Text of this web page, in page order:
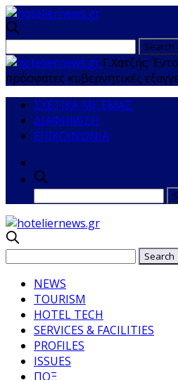
Γ.Χατζής:
πρόσφατες κυβερνητικές
ΣΧΕΤΙΚΑ ΜΕ ΕΜΑΣ
ΔΙΑΦΗΜΙΣΗ
ΕΠΙΚΟΙΝΩΝΙΑ
NEWS
TOURISM
HOTEL TECH
SERVICES & FACILITIES
PROFILES
ISSUES
ΠΟΞ